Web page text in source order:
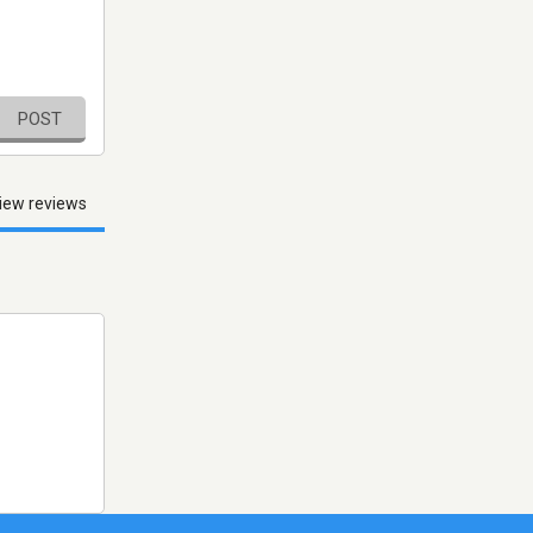
POST
reviews